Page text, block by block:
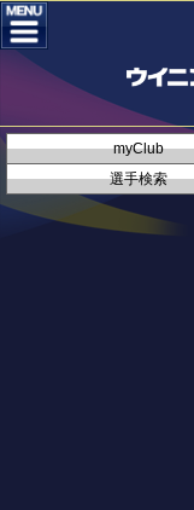
myClub
選手検索